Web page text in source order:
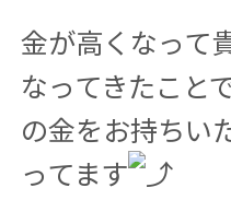
金が高くなって
なってきたこと
の金をお持ちい
ってます